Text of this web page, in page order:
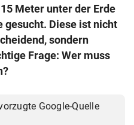
KG 2026
Meter unter der Erde
gesucht. Diese ist nicht
sondern
Frage: Wer muss
Google-Quelle